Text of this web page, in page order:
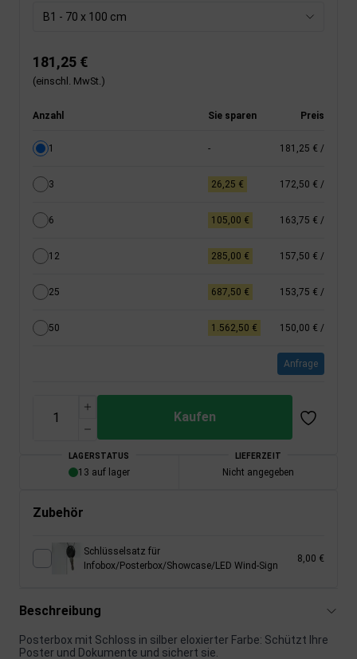
B1 - 70 x 100 cm
181,25 €
(einschl. MwSt.)
Anzahl Sie sparen Preis
1 - 181,25 € /
3 26,25 € 172,50 € /
6 105,00 € 163,75 € /
12 285,00 € 157,50 € /
25 687,50 € 153,75 € /
50 1.562,50 € 150,00 € /
Anfrage
Kaufen
LAGERSTATUS
13 auf lager
LIEFERZEIT
Nicht angegeben
Zubehör
Schlüsselsatz für
Infobox/Posterbox/Showcase/LED Wind-Sign
8,00 €
Beschreibung
Posterbox mit Schloss in silber eloxierter Farbe: Schützt Ihre
Poster und Dokumente und sichert sie.